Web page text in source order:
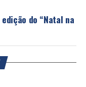
do “Natal na